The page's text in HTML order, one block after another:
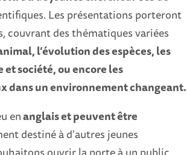
Les présentations porteront
couvrant des thématiques variées
l’évolution des espèces, les
société, ou encore les
dans un environnement changeant.
enanglais et peuvent être
destiné à d'autres jeunes